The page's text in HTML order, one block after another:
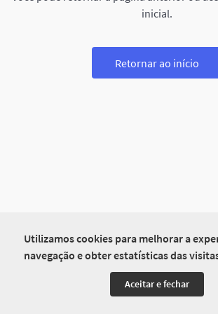
Utilizamos cookies para melhorar a
navegação e obter estatísticas das
Aceitar e fechar
inicial.
Retornar ao início